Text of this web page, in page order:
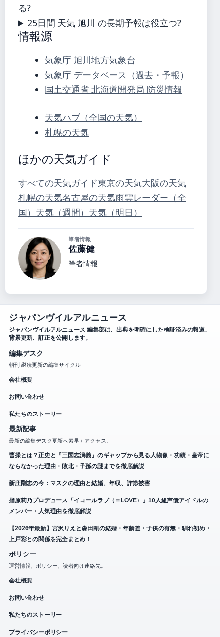
る?
25日間 天気 旭川 の長期予報は役立つ?
情報源
気象庁 旭川地方気象台
気象庁 データベース（過去・予報）
国土交通省 北海道開発局 防災情報
天気ハブ（全国の天気）
札幌の天気
ほかの天気ガイド
すべての天気ガイド東京の天気大阪の天気
札幌の天気名古屋の天気雨雲レーダー（全
国） 天気（週間） 天気（明日）
筆者情報
佐藤健
筆者情報
ジャパンヴイルアルニュース
ジャパンヴイルアルニュース 編集部は、出典を明確にした検証済みの報道、
背景更新、訂正を公開します。
編集デスク
朝刊 継続更新の編集サイクル
会社概要
お問い合わせ
私たちのストーリー
最新記事
最新の編集デスク更新へ素早くアクセス。
曹操とは？正史と『三国志演義』のギャップから見る人物像・功績・皇帝に
ならなかった理由・敗北・子孫の謎までを徹底解説
新庄剛志の今：マスクの理由と結婚、年収、詐欺被害
指原莉乃プロデュース「イコールラブ（＝LOVE）」10人組声優アイドルの
メンバー・人気理由を徹底解説
【2026年最新】宮沢りえと森田剛の結婚・年齢差・子供の有無・馴れ初め・
上戸彩との関係を完全まとめ！
ポリシー
運営情報、ポリシー、読者向け連絡先。
会社概要
お問い合わせ
私たちのストーリー
プライバシーポリシー